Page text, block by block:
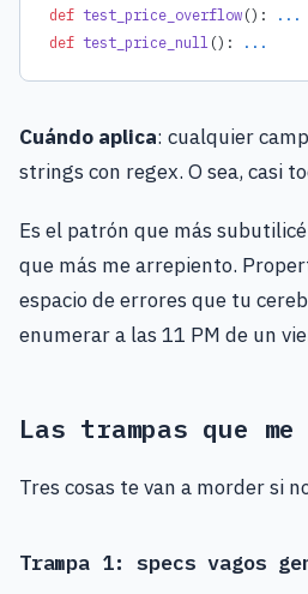
def test_price_overflow():
...
def test_price_null (): ...
Cuándo aplica: cualquier
strings con regex. O sea, casi
Es el patrón que más
que más me arrepiento.
espacio de errores que tu
enumerar a las 11 PM de un
Las trampas que
Tres cosas te van a morder si
Trampa 1: specs vagos